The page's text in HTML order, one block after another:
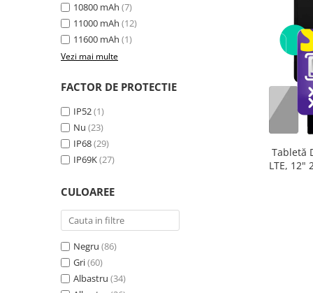
10800 mAh (7)
11000 mAh (12)
11600 mAh (1)
Vezi mai multe
FACTOR DE PROTECTIE
IP52(1)
Nu (23)
IP68(29)
IP69K(27)
CULOAREE
Negru (86)
Gri(60)
Albastru (34)
Tabletă
LTE, 12"